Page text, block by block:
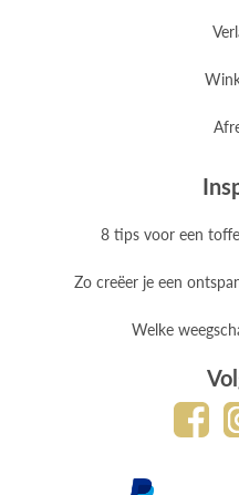
8 tips voor een
Zo creëer je een
Welke